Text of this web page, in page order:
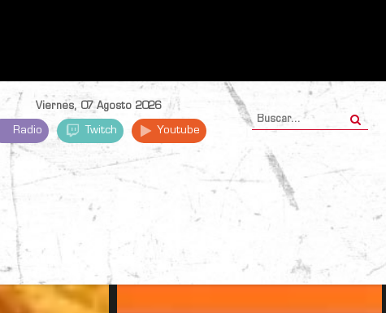
Viernes, 07 Agosto 2026
Radio Twitch Youtube